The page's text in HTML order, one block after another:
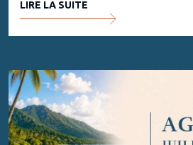
LIRE LA SUITE